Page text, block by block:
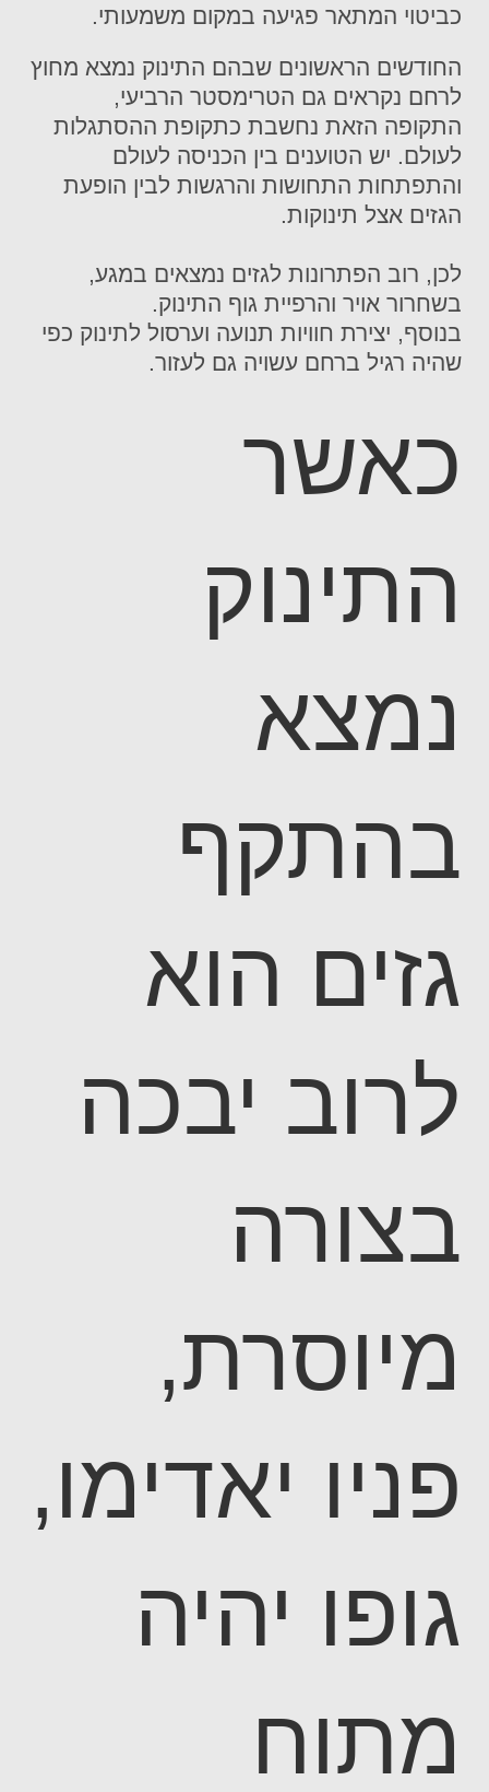
כביטוי המתאר פגיעה במקום משמעותי.
החודשים הראשונים שבהם התינוק נמצא מחוץ
לרחם נקראים גם הטרימסטר הרביעי,
התקופה הזאת נחשבת כתקופת ההסתגלות
לעולם. יש הטוענים בין הכניסה לעולם
והתפתחות התחושות והרגשות לבין הופעת
הגזים אצל תינוקות.
לכן, רוב הפתרונות לגזים נמצאים במגע,
בשחרור אויר והרפיית גוף התינוק.
בנוסף, יצירת חוויות תנועה וערסול לתינוק כפי
שהיה רגיל ברחם עשויה גם לעזור.
כאשר
התינוק
נמצא
בהתקף
גזים הוא
לרוב יבכה
בצורה
מיוסרת,
פניו יאדימו,
גופו יהיה
מתוח